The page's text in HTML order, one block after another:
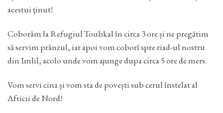
acestui ținut!
Coborâm la Refugiul Toubkal în circa 3 ore și ne pregătim
să servim prânzul, iar apoi vom coborî spre riad-ul nostru
din Imlil, acolo unde vom ajunge dupa circa 5 ore de mers.
Vom servi cina și vom sta de povești sub cerul înstelat al
Africii de Nord!